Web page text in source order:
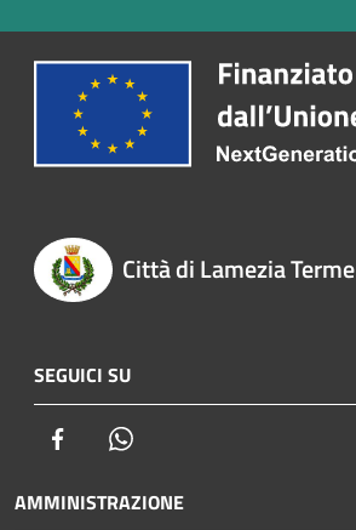
Città di Lamezia Terme
SEGUICI SU
Facebook
AMMINISTRAZIONE